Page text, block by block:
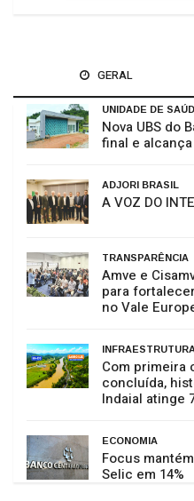
GERAL
UNIDADE DE
Nova UBS do
final e
ADJORI BRASIL
A VOZ DO
TRANSPARÊNCIA
Amve e
para
no Vale
Com primeira
concluída,
Indaial atinge
ECONOMIA
Focus
Selic em 14%